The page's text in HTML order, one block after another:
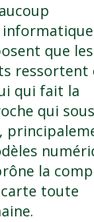
que les
ressortent
qui fait la
qui
la
toute